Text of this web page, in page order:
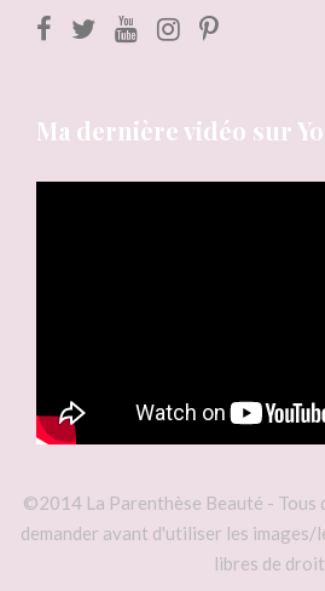
Ma dernière vidéo sur
©2014 La Parenthèse Beauté - Tous
demander avant d'utiliser les images/
libres de